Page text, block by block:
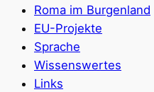
Roma im Burgenland
EU-Projekte
Sprache
Wissenswertes
Links